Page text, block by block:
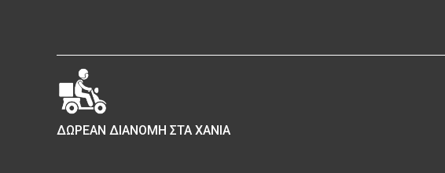
ΔΩΡΕΑΝ ΔΙΑΝΟΜΗ ΣΤΑ ΧΑΝΙΑ